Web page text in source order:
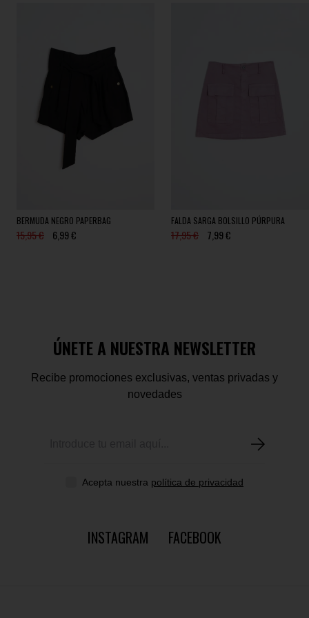
BERMUDA NEGRO PAPERBAG
15,95 € 6,99 €
FALDA SARGA BOLSILLO PÚRPURA
17,95 € 7,99 €
ÚNETE A NUESTRA NEWSLETTER
Recibe promociones exclusivas, ventas privadas y
novedades
Acepta nuestra política de privacidad
INSTAGRAM FACEBOOK